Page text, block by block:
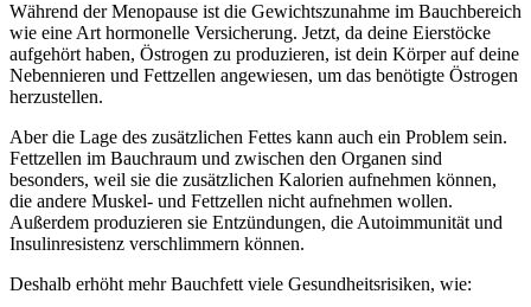
Während der Menopause ist die Gewichtszunahme im Bauchbereich
wie eine Art hormonelle Versicherung. Jetzt, da deine Eierstöcke
aufgehört haben, Östrogen zu produzieren, ist dein Körper auf deine
Nebennieren und Fettzellen angewiesen, um das benötigte Östrogen
herzustellen.
Aber die Lage des zusätzlichen Fettes kann auch ein Problem sein.
Fettzellen im Bauchraum und zwischen den Organen sind
besonders, weil sie die zusätzlichen Kalorien aufnehmen können,
die andere Muskel- und Fettzellen nicht aufnehmen wollen.
Außerdem produzieren sie Entzündungen, die Autoimmunität und
Insulinresistenz verschlimmern können.
Deshalb erhöht mehr Bauchfett viele Gesundheitsrisiken, wie: